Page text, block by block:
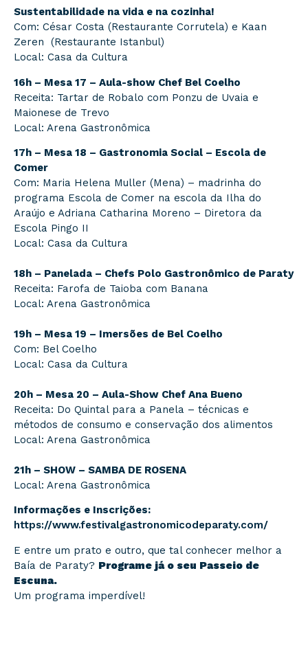
Sustentabilidade na vida e na cozinha!
Com: César Costa (Restaurante Corrutela) e Kaan
Zeren (Restaurante Istanbul)
Local: Casa da Cultura
16h – Mesa 17 – Aula-show Chef Bel Coelho
Receita: Tartar de Robalo com Ponzu de Uvaia e
Maionese de Trevo
Local: Arena Gastronômica
17h – Mesa 18 – Gastronomia Social – Escola de
Comer
Com: Maria Helena Muller (Mena) – madrinha do
programa Escola de Comer na escola da Ilha do
Araújo e Adriana Catharina Moreno – Diretora da
Escola Pingo II
Local: Casa da Cultura
18h – Panelada – Chefs Polo Gastronômico de Paraty
Receita: Farofa de Taioba com Banana
Local: Arena Gastronômica
19h – Mesa 19 – Imersões de Bel Coelho
Com: Bel Coelho
Local: Casa da Cultura
20h – Mesa 20 – Aula-Show Chef Ana Bueno
Receita: Do Quintal para a Panela – técnicas e
métodos de consumo e conservação dos alimentos
Local: Arena Gastronômica
21h – SHOW – SAMBA DE ROSENA
Local: Arena Gastronômica
Informações e Inscrições:
https://www.festivalgastronomicodeparaty.com/
E entre um prato e outro, que tal conhecer melhor a
Baía de Paraty? Programe já o seu Passeio de
Escuna.
Um programa imperdível!